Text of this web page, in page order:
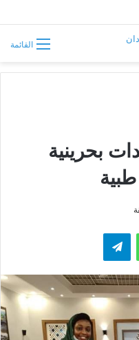
القائمة
بحرينية
واتساب تيلقرام